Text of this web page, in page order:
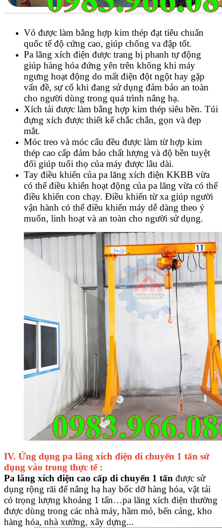
Vỏ được làm bằng hợp kim thép đạt tiêu chuẩn
quốc tế độ cứng cao, giúp chống va đập tốt.
Pa lăng xích điện được trang bị phanh tự động
giúp hàng hóa đứng yên trên không khi máy
ngưng hoạt động do mất điện đột ngột hay gặp
vấn đề, sự cố khi đang sử dụng đảm bảo an toàn
cho người dùng trong quá trình nâng hạ.
Xích tải được làm bằng hợp kim thép siêu bền. Túi
đựng xích được thiết kế chắc chắn, gọn và đẹp
mắt.
Móc treo và móc cẩu đều được làm từ hợp kim
thép cao cấp đảm bảo chất lượng và độ bền tuyệt
đối giúp tuổi thọ của máy được lâu dài.
Tay điều khiển của pa lăng xích điện KKBB vừa
có thể điều khiển hoạt động của pa lăng vừa có thể
điều khiển con chạy. Điều khiển từ xa giúp người
vận hành có thể điều khiển máy dễ dàng theo ý
muốn, linh hoạt và an toàn cho người sử dụng.
IV. Ứng dụng pa lăng xích điện di chuyển 1 tấn sử
dụng vào trong thực tế :
Pa lăng xích điện cao cấp di chuyển 1 tấn được sử
dụng rộng rãi để nâng hạ hay bốc dỡ hàng hóa, vật tải
có trọng lượng khoảng 1 tấn…pa lăng xích điện thường
được dùng trong các nhà máy, hầm mỏ, bến cảng, kho
hàng hóa, nhà xưởng, xây dựng...